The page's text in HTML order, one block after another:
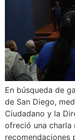
En búsqueda de
de San Diego,
Ciudadano y la
ofreció una charla
recomendaciones